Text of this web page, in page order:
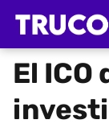
El ICO